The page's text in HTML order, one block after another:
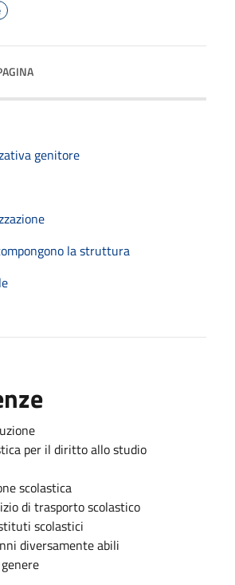
genitore
la struttura
per il diritto allo studio
scolastica
di trasporto scolastico
scolastici
diversamente abili